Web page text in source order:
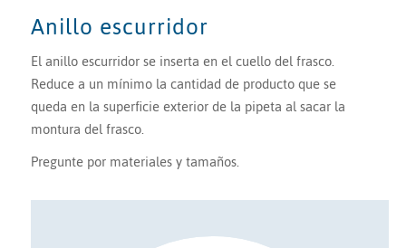
Anillo escurridor
El anillo escurridor se inserta en el cuello del frasco.
Reduce a un mínimo la cantidad de producto que se
queda en la superficie exterior de la pipeta al sacar la
montura del frasco.
Pregunte por materiales y tamaños.